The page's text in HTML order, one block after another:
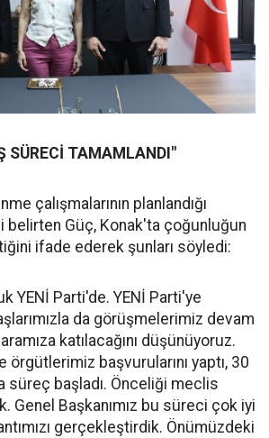
SÜRECİ TAMAMLANDI"
çalışmalarının planlandığı
belirten Güç, Konak'ta çoğunluğun
ifade ederek şunları söyledi:
YENİ Parti'de. YENİ Parti'ye
da görüşmelerimiz devam
katılacağını düşünüyoruz.
örgütlerimiz başvurularını yaptı, 30
süreç başladı. Önceliği meclis
Genel Başkanımız bu süreci çok iyi
gerçekleştirdik. Önümüzdeki